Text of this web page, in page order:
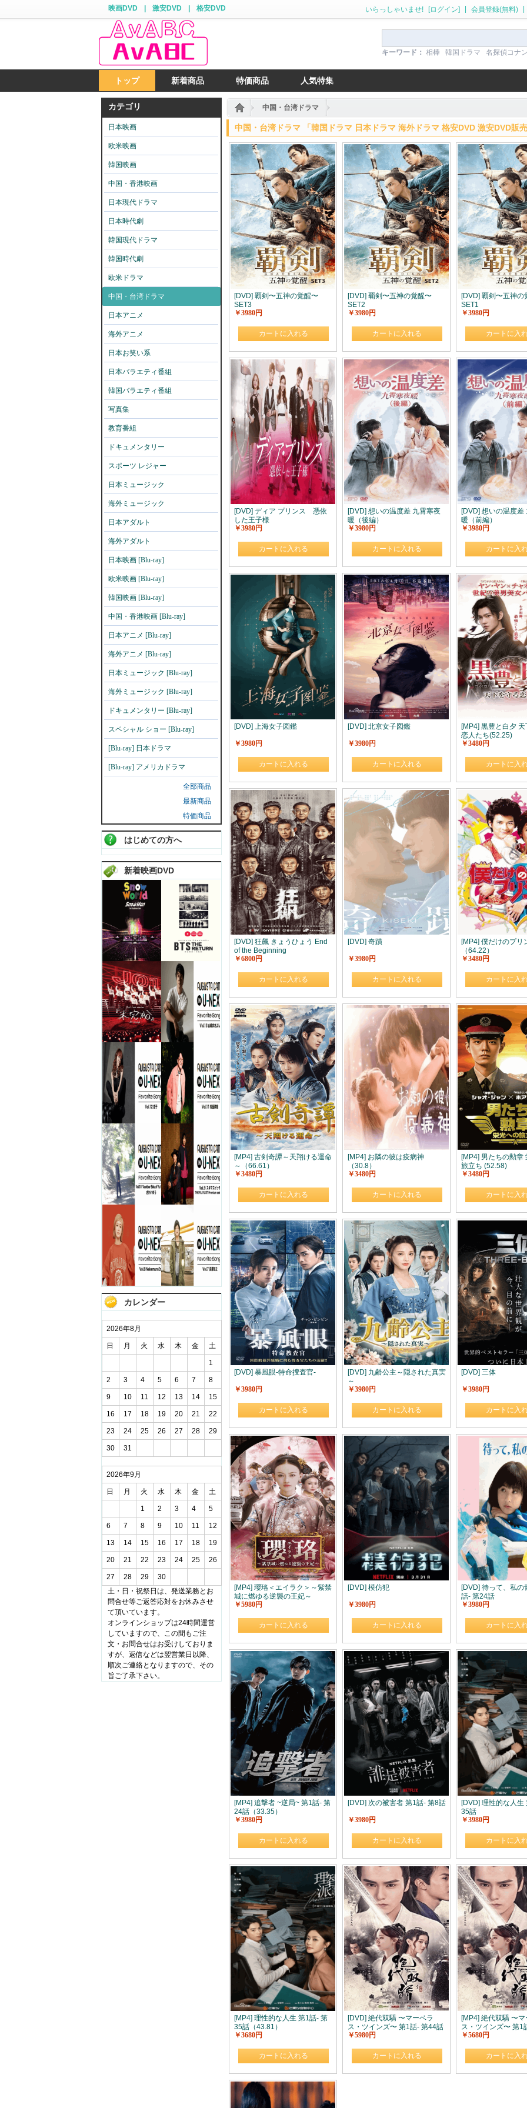
映画DVD 激安DVD 格安DVD いらっしゃいませ! [ログイン] 会員登録(無料)
キーワード： 相棒 韓国ドラマ 名探偵コナ
トップ 新着商品 特価商品 人気特集
カテゴリ
日本映画
欧米映画
韓国映画
中国・香港映画
日本現代ドラマ
日本時代劇
韓国現代ドラマ
韓国時代劇
欧米ドラマ
中国・台湾ドラマ
日本アニメ
海外アニメ
日本お笑い系
日本バラエティ番組
韓国バラエティ番組
写真集
教育番組
ドキュメンタリー
スポーツ レジャー
日本ミュージック
海外ミュージック
日本アダルト
海外アダルト
日本映画 [Blu-ray]
欧米映画 [Blu-ray]
韓国映画 [Blu-ray]
中国・香港映画 [Blu-ray]
日本アニメ [Blu-ray]
海外アニメ [Blu-ray]
日本ミュージック [Blu-ray]
海外ミュージック [Blu-ray]
ドキュメンタリー [Blu-ray]
スペシャル ショー [Blu-ray]
[Blu-ray] 日本ドラマ
[Blu-ray] アメリカドラマ
全部商品
最新商品
特価商品
はじめての方へ
新着映画DVD
カレンダー
2026年8月
日 月 火 水 木 金 土
1
2 3 4 5 6 7 8
9 10 11 12 13 14 15
16 17 18 19 20 21 22
23 24 25 26 27 28 29
30 31
2026年9月
日 月 火 水 木 金 土
1 2 3 4 5
6 7 8 9 10 11 12
13 14 15 16 17 18 19
20 21 22 23 24 25 26
27 28 29
30
土・日・祝祭日は、発送業務とお
問合せ等ご返答応対をお休みさせ
て頂いています。
オンラインショップは24時間運営
していますので、この間もご注
文・お問合せはお受けしておりま
すが、返信などは翌営業日以降、
順次ご連絡となりますので、その
旨ご了承下さい。
中国・台湾ドラマ
中国・台湾ドラマ 「韓国ドラマ 日本ドラマ 海外ドラマ 格安DVD 激安DVD販
[DVD] 覇剣〜五神の覚醒〜
SET3
￥3980円
カートに入れる
[DVD] 覇剣〜五神の覚醒〜
SET2
￥3980円
カートに入れる
[DVD] 覇剣〜五神の
SET1
￥3980円
カートに入
[DVD] ディア プリンス 憑依
した王子様
￥3980円
カートに入れる
[DVD] 想いの温度差 九霄寒夜
暖（後編）
￥3980円
カートに入れる
[DVD] 想いの温度差
暖（前編）
￥3980円
カートに入
[DVD] 上海女子図鑑
￥3980円
カートに入れる
[DVD] 北京女子図鑑
￥3980円
カートに入れる
[MP4] 黒豊と白夕
恋人たち(52.25)
￥3480円
カートに入
[DVD] 狂飆 きょうひょう End
of the Beginning
￥6800円
カートに入れる
[DVD] 奇蹟
￥3980円
カートに入れる
[MP4] 僕だけのプリ
（64.22）
￥3480円
カートに入
[MP4] 古剣奇譚～天翔ける運命
～（66.61）
￥3480円
カートに入れる
[MP4] お隣の彼は疫病神
（30.8）
￥3480円
カートに入れる
[MP4] 男たちの勲章
旅立ち (52.58)
￥3480円
カートに入
[DVD] 暴風眼-特命捜査官-
￥3980円
カートに入れる
[DVD] 九齢公主～隠された真実
～
￥3980円
カートに入れる
[DVD] 三体
￥3980円
カートに入
[MP4] 瓔珞＜エイラク＞～紫禁
城に燃ゆる逆襲の王妃～
（60.69）
￥5980円
カートに入れる
[DVD] 模仿犯
￥3980円
カートに入れる
[DVD] 待って、私の
話- 第24話
￥3980円
カートに入
[MP4] 追撃者 ~逆局~ 第1話- 第
24話（33.35）
￥3980円
カートに入れる
[DVD] 次の被害者 第1話- 第8話
￥3980円
カートに入れる
[DVD] 理性的な人生
35話
￥3980円
カートに入
[MP4] 理性的な人生 第1話- 第
35話（43.81）
￥3680円
カートに入れる
[DVD] 絶代双驕 〜マーベラ
ス・ツインズ〜 第1話- 第44話
￥5980円
カートに入れる
[MP4] 絶代双驕 〜マ
ス・ツインズ〜 第1
（76.83）
￥5680円
カートに入